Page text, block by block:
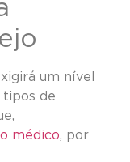
um nível
tipos de
médico, por